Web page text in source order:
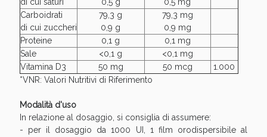
Carboidrati
di cui zuccheri
79,3 g
0,9 g
79,3 mg
0,9 mg
Proteine
0,1 g
0,1 mg
Sale
<0,1 g
<0,1 mg
Vitamina D3
50 mg 50 mcg
1.000
*VNR: Valori Nutritivi di Riferimento
Modalità d'uso
In relazione al dosaggio, si consiglia di assumere:
- per il dosaggio da 1000 UI, 1 film orodispersibile al
Vie Urinarie e Prostata: Sconti fino al 45% oggi!